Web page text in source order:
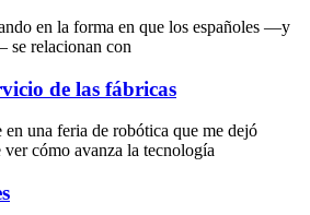
en la forma en que los españoles —y
se relacionan con
de las fábricas
en una feria de robótica que me dejó
cómo avanza la tecnología